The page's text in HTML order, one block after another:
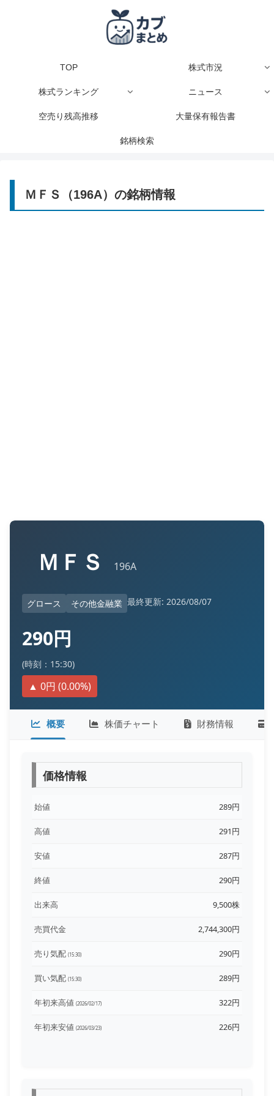
TOP 株式市況
株式ランキング ニュース
空売り残高推移 大量保有報告書
銘柄検索
ＭＦＳ（196A）の銘柄情報
ＭＦＳ 196A
グロース その他金融業 最終更新: 2026/08/07
290円
(時刻：15:30)
▲ 0円 (0.00%)
概要 株価チャート 財務情報
価格情報
始値 289円
高値 291円
安値 287円
終値 290円
出来高 9,500株
売買代金 2,744,300円
売り気配 (15:30) 290円
買い気配 (15:30) 289円
年初来高値 (2026/02/17) 322円
年初来安値 (2026/03/23) 226円